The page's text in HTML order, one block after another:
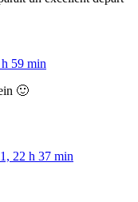
59 min
🙂
22 h 37 min